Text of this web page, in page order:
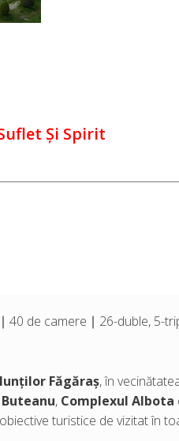
Și Spirit
∣ 40 de camere ∣ 26-duble, 5-
Făgăraș, în
, Complexul Albota
turistice de vizitat în